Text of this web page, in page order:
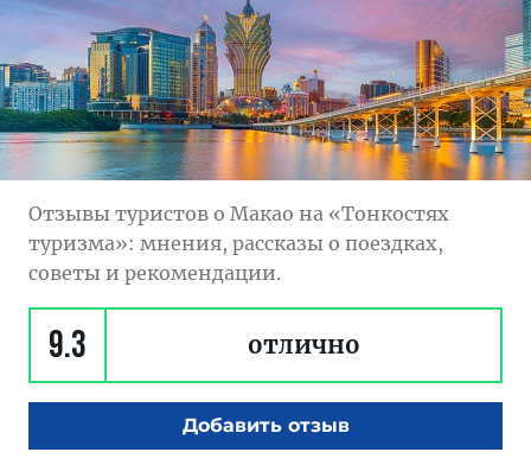
Отзывы туристов о Макао на «Тонкостях
туризма»: мнения, рассказы о поездках,
советы и рекомендации.
9.3 отлично
Добавить отзыв